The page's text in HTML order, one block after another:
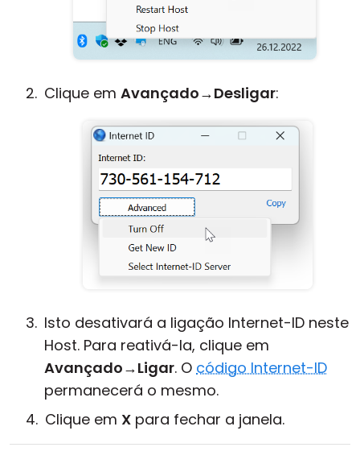
Clique em Avançado→Desligar:
Isto desativará a ligação Internet-ID neste
Host. Para reativá-la, clique em
Avançado→Ligar. O código Internet-ID
permanecerá o mesmo.
Clique em X para fechar a janela.